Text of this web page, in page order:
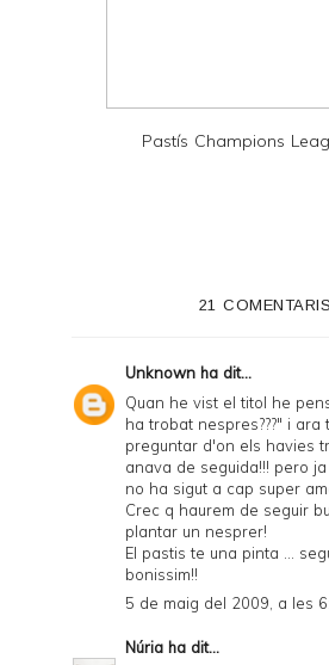
Pastís Champions
21
Unknown ha dit...
Quan he vist el titol he
ha trobat nespres???" i ara
preguntar d'on els havies
anava de seguida!!! pero
no ha sigut a cap super
Crec q haurem de seguir
plantar un nesprer!
El pastis te una pinta ...
bonissim!!
5 de maig del 2009, a les
Núria ha dit...